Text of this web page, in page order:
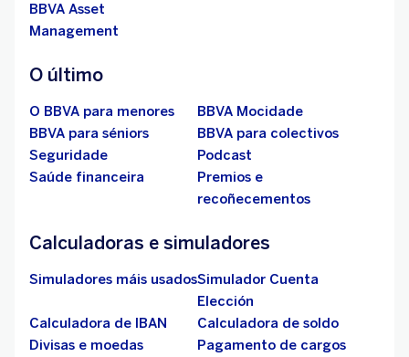
BBVA Asset
Management
O último
O BBVA para menores
BBVA Mocidade
BBVA para séniors
BBVA para colectivos
Seguridade
Podcast
Saúde financeira
Premios e
recoñecementos
Calculadoras e simuladores
Simuladores máis usadosSimulador Cuenta
Elección
Calculadora de IBAN
Calculadora de soldo
Divisas e moedas
Pagamento de cargos